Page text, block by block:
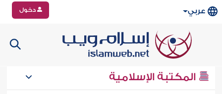
عربي دخول
المكتبة الإسلامية